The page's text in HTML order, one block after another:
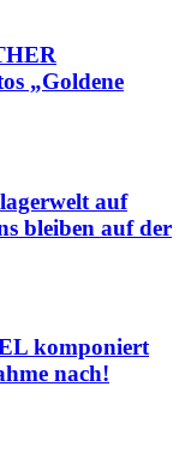
„Goldene
auf
bleiben auf der
komponiert
nach!